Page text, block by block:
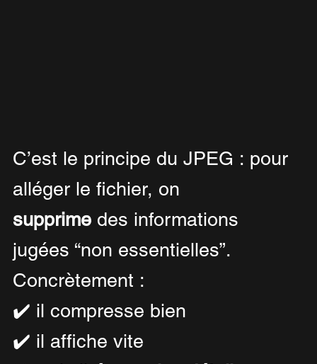
C’est le principe du JPEG : pour
alléger le fichier, on
supprime des informations
jugées “non essentielles”.
Concrètement :
✔️ il compresse bien
✔️ il affiche vite